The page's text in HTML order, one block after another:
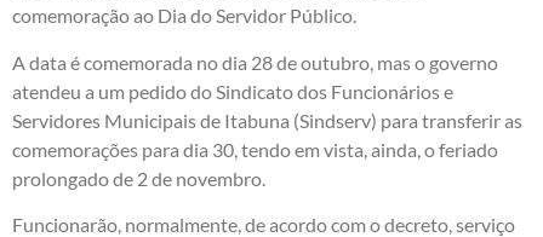
comemoração ao Dia do Servidor Público.
A data é comemorada no dia 28 de outubro, mas o governo
atendeu a um pedido do Sindicato dos Funcionários e
Servidores Municipais de Itabuna (Sindserv) para transferir as
comemorações para dia 30, tendo em vista, ainda, o feriado
prolongado de 2 de novembro.
Funcionarão, normalmente, de acordo com o decreto, serviço